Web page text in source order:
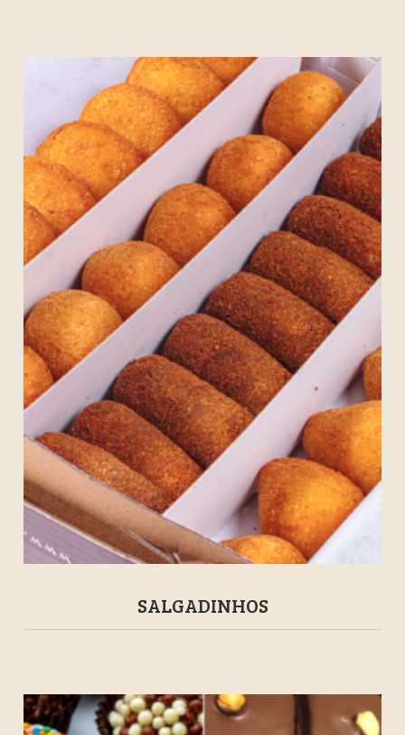
SALGADINHOS